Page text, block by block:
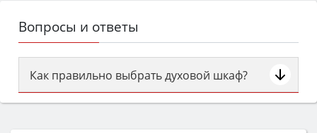
Вопросы и ответы
Как правильно выбрать духовой шкаф?
Сначала определитесь с типом (газовый или